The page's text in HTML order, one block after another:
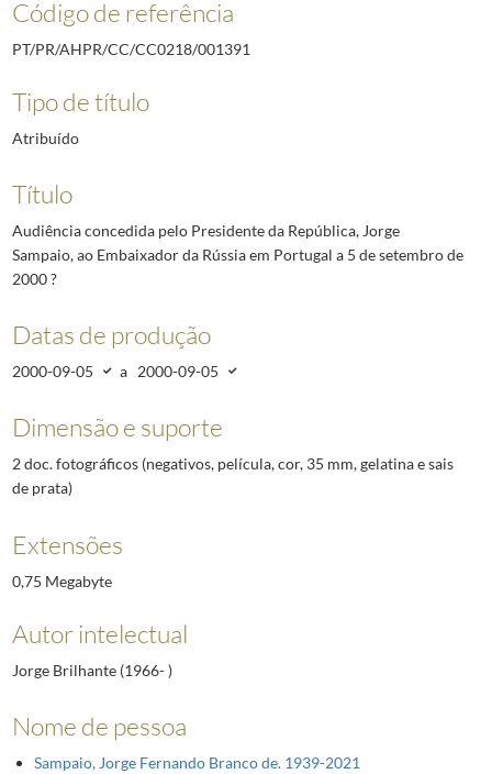
Código de referência
PT/PR/AHPR/CC/CC0218/001391
Tipo de título
Atribuído
Título
Audiência concedida pelo Presidente da República, Jorge
Sampaio, ao Embaixador da Rússia em Portugal a 5 de setembro de
2000 ?
Datas de produção
2000-09-05 a 2000-09-05
Dimensão e suporte
2 doc. fotográficos (negativos, película, cor, 35 mm, gelatina e sais
de prata)
Extensões
0,75 Megabyte
Autor intelectual
Jorge Brilhante (1966- )
Nome de pessoa
Sampaio, Jorge Fernando Branco de. 1939-2021